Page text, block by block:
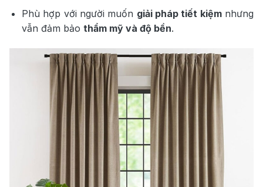
Phù hợp với người muốn giải pháp tiết kiệmnhưng
vẫn đảm bảo thẩm mỹ và độ bền.